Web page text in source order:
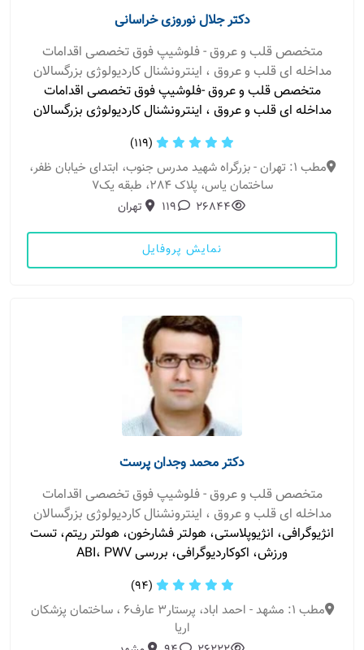
دکتر جلال نوروزی خراسانی
متخصص قلب و عروق - فلوشیپ فوق تخصصی اقدامات
مداخله ای قلب و عروق ، اینترونشنال کاردیولوژی بزرگسالان
متخصص قلب و عروق -فلوشیپ فوق تخصصی اقدامات
مداخله ای قلب و عروق ، اینترونشنال کاردیولوژی بزرگسالان
(119)
مطب 1: تهران - بزرگراه شهید مدرس جنوب، ابتدای خیابان ظفر،
ساختمان یاس، پلاک 284، طبقه یک7
26844
119 تهران
نمایش پروفایل
دکتر محمد وجدان پرست
متخصص قلب و عروق - فلوشیپ فوق تخصصی اقدامات
مداخله ای قلب و عروق ، اینترونشنال کاردیولوژی بزرگسالان
انژیوگرافی، انژیوپلاستی، هولتر فشارخون، هولتر ریتم، تست
ورزش، اکوکاردیوگرافی، بررسی ABI، PWV
(94)
مطب 1: مشهد - احمد اباد، پرستار۳ عارف۶ ، ساختمان پزشکان
اریا